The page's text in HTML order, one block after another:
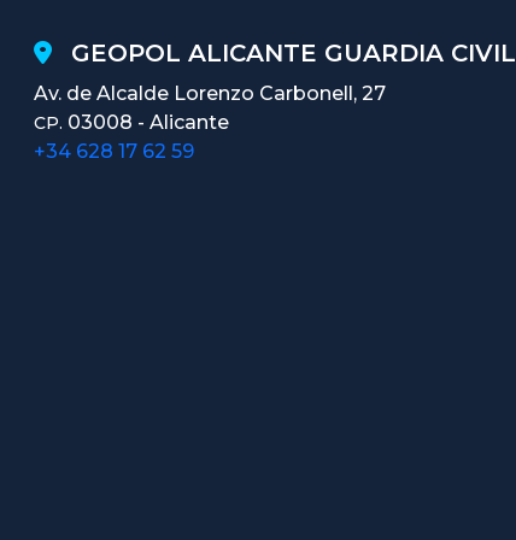
GEOPOL ALICANTE GUARDIA CIVIL
Av. de Alcalde Lorenzo Carbonell, 27
CP. 03008 - Alicante
+34 628 17 62 59